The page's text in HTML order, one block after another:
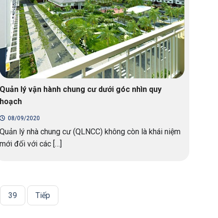
Quản lý vận hành chung cư dưới góc nhìn quy
hoạch
08/09/2020
Quản lý nhà chung cư (QLNCC) không còn là khái niệm
mới đối với các […]
39 Tiếp